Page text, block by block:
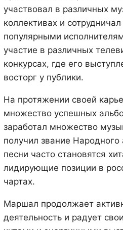
участвовал в различных
коллективах и
популярными
участие в различных
конкурсах, где его
восторг у публики.
На протяжении своей
множество успешных
заработал множество
получил звание Народного
песни часто становятся
лидирующие позиции в
чартах.
Маршал продолжает
деятельность и радует